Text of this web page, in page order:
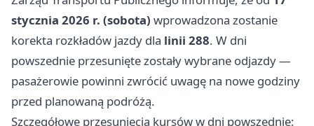
stycznia 2026 r. (sobota) wprowadzona zostanie
korekta rozkładów jazdy dla linii 288. W dni
powszednie przesunięte zostały wybrane odjazdy —
pasażerowie powinni zwrócić uwagę na nowe godziny
przed planowaną podróżą.
Szczegółowe przesunięcia kursów w dni powszednie: